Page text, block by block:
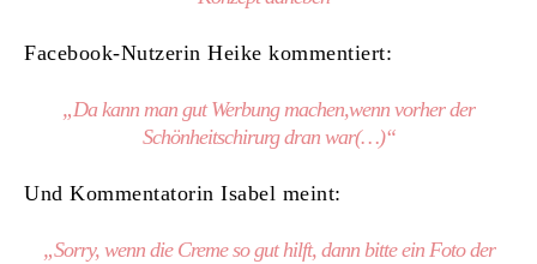
Facebook-Nutzerin Heike kommentiert:
„Da kann man gut Werbung machen,wenn vorher der
Schönheitschirurg dran war(…)“
Und Kommentatorin Isabel meint:
„Sorry, wenn die Creme so gut hilft, dann bitte ein Foto der